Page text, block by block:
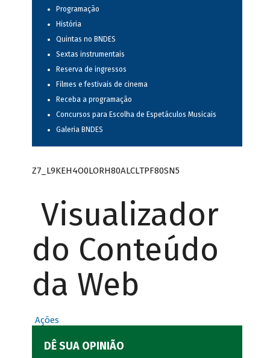
Programação
História
Quintas no BNDES
Sextas instrumentais
Reserva de ingressos
Filmes e festivais de cinema
Receba a programação
Concursos para Escolha de Espetáculos Musicais
Galeria BNDES
Z7_L9KEH4O0LORH80ALCLTPF80SN5
Visualizador
do Conteúdo
da Web
Ações
DÊ SUA OPINIÃO